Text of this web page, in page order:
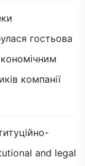
гостьова
компанії
and legal